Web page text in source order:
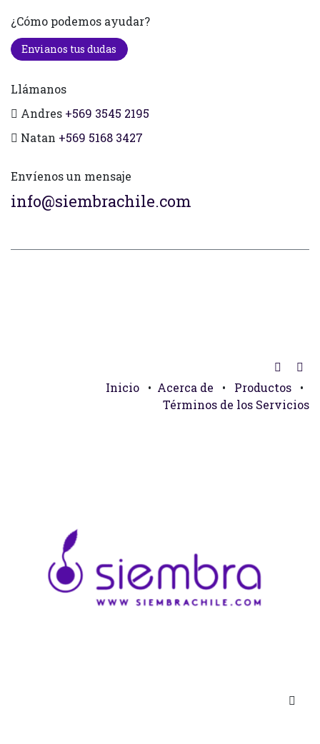
¿Cómo podemos ayudar?
Envianos tus dudas
Llámanos
Andres +569 3545 2195
Natan +569 5168 3427
Envíenos un mensaje
info@siembrachile.com
Inicio • Acerca de • Productos
•
Términos de los Servicios